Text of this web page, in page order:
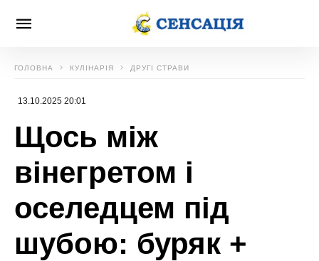
ГОЛОВНА КУЛІНАРІЯ ДРУГІ СТРАВИ
13.10.2025 20:01
Щось між
вінегретом і
оселедцем під
шубою: буряк +